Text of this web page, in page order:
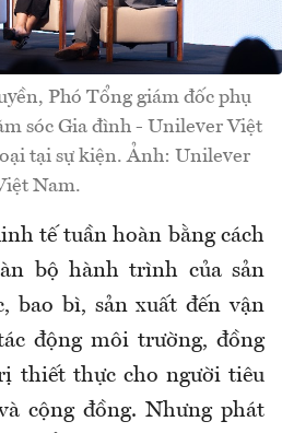
Phó Tổng giám đốc phụ
sóc Gia đình - Unilever Việt
tại sự kiện. Ảnh: Unilever
Nam.
tế tuần hoàn bằng cách
bộ hành trình của sản
bao bì, sản xuất đến vận
động môi trường, đồng
thiết thực cho người tiêu
cộng đồng. Nhưng phát